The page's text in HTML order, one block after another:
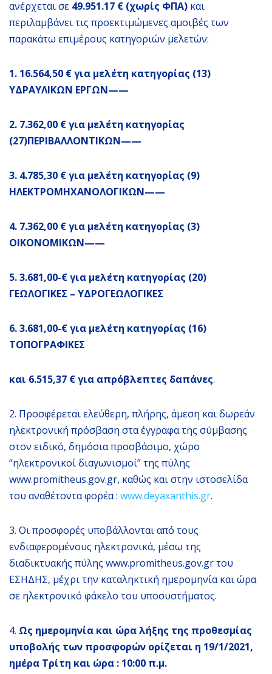
ανέρχεται σε 49.951.17 € (χωρίς ΦΠΑ) και
περιλαμβάνει τις προεκτιμώμενες αμοιβές των
παρακάτω επιμέρους κατηγοριών μελετών:
1. 16.564,50 € για μελέτη κατηγορίας (13)
ΥΔΡΑΥΛΙΚΩΝ ΕΡΓΩΝ——
2. 7.362,00 € για μελέτη κατηγορίας
(27)ΠΕΡΙΒΑΛΛΟΝΤΙΚΩΝ——
3. 4.785,30 € για μελέτη κατηγορίας (9)
ΗΛΕΚΤΡΟΜΗΧΑΝΟΛΟΓΙΚΩΝ——
4. 7.362,00 € για μελέτη κατηγορίας (3)
ΟΙΚΟΝΟΜΙΚΩΝ——
5. 3.681,00-€ για μελέτη κατηγορίας (20)
ΓΕΩΛΟΓΙΚΕΣ – ΥΔΡΟΓΕΩΛΟΓΙΚΕΣ
6. 3.681,00-€ για μελέτη κατηγορίας (16)
ΤΟΠΟΓΡΑΦΙΚΕΣ
και 6.515,37 € για απρόβλεπτες δαπάνες.
2. Προσφέρεται ελεύθερη, πλήρης, άμεση και δωρεάν
ηλεκτρονική πρόσβαση στα έγγραφα της σύμβασης
στον ειδικό, δημόσια προσβάσιμο, χώρο
“ηλεκτρονικοί διαγωνισμοί” της πύλης
www.promitheus.gov.gr, καθώς και στην ιστοσελίδα
του αναθέτοντα φορέα : www.deyaxanthis.gr.
3. Οι προσφορές υποβάλλονται από τους
ενδιαφερομένους ηλεκτρονικά, μέσω της
διαδικτυακής πύλης www.promitheus.gov.gr του
ΕΣΗΔΗΣ, μέχρι την καταληκτική ημερομηνία και ώρα
σε ηλεκτρονικό φάκελο του υποσυστήματος.
4. Ως ημερομηνία και ώρα λήξης της προθεσμίας
υποβολής των προσφορών ορίζεται η 19/1/2021,
ημέρα Τρίτη και ώρα : 10:00 π.μ.